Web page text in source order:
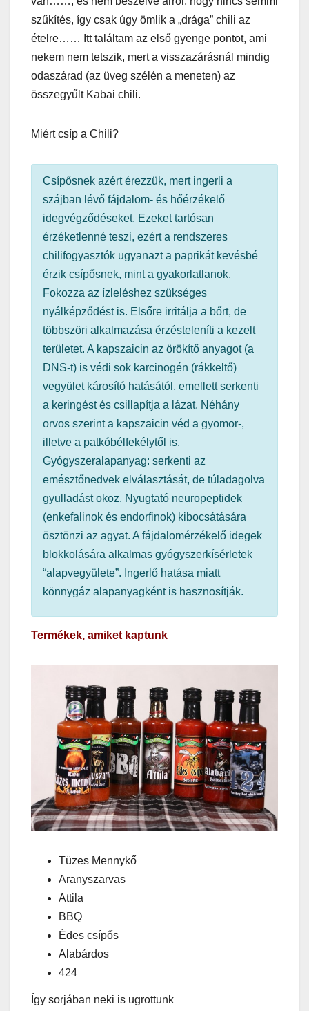
szűkítés, így csak úgy ömlik a „drága” chili az
ételre…… Itt találtam az első gyenge pontot, ami
nekem nem tetszik, mert a visszazárásnál mindig
odaszárad (az üveg szélén a meneten) az
összegyűlt Kabai chili.
Miért csíp a Chili?
Csípősnek azért érezzük, mert ingerli a
szájban lévő fájdalom- és hőérzékelő
idegvégződéseket. Ezeket tartósan
érzéketlenné teszi, ezért a rendszeres
chilifogyasztók ugyanazt a paprikát kevésbé
érzik csípősnek, mint a gyakorlatlanok.
Fokozza az ízleléshez szükséges
nyálképződést is. Elsőre irritálja a bőrt, de
többszöri alkalmazása érzésteleníti a kezelt
területet. A kapszaicin az örökítő anyagot (a
DNS-t) is védi sok karcinogén (rákkeltő)
vegyület károsító hatásától, emellett serkenti
a keringést és csillapítja a lázat. Néhány
orvos szerint a kapszaicin véd a gyomor-,
illetve a patkóbélfekélytől is.
Gyógyszeralapanyag: serkenti az
emésztőnedvek elválasztását, de túladagolva
gyulladást okoz. Nyugtató neuropeptidek
(enkefalinok és endorfinok) kibocsátására
ösztönzi az agyat. A fájdalomérzékelő idegek
blokkolására alkalmas gyógyszerkísérletek
“alapvegyülete”. Ingerlő hatása miatt
könnygáz alapanyagként is hasznosítják.
Termékek, amiket kaptunk
Tüzes Mennykő
Aranyszarvas
Attila
BBQ
Édes csípős
Alabárdos
424
Így sorjában neki is ugrottunk